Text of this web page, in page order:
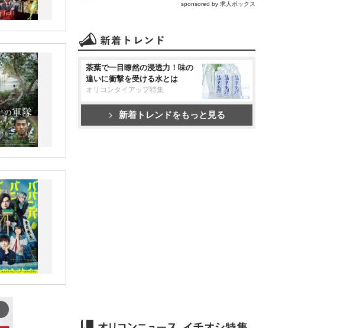
sponsored by 求人ボックス
茶葉で一目瞭然の浸透力！味の
違いに衝撃を受ける水とは
オリコンタイアップ特集
新着トレンドをもっと見る